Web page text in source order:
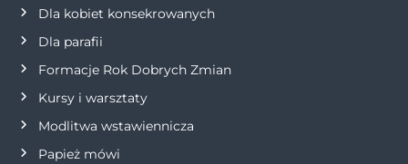
a
w
p
i
Dla kobiet konsekrowanych
Dla parafii
Formacje Rok Dobrych Zmian
Kursy i warsztaty
Modlitwa wstawiennicza
Papież mówi